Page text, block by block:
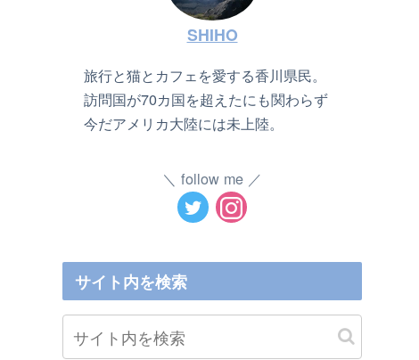
SHIHO
旅行と猫とカフェを愛する香川県民。
訪問国が70カ国を超えたにも関わらず
今だアメリカ大陸には未上陸。
follow me
サイト内を検索